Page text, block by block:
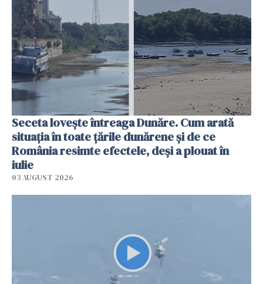
Seceta lovește întreaga Dunăre. Cum arată
situația în toate țările dunărene și de ce
România resimte efectele, deși a plouat în
iulie
03 AUGUST 2026